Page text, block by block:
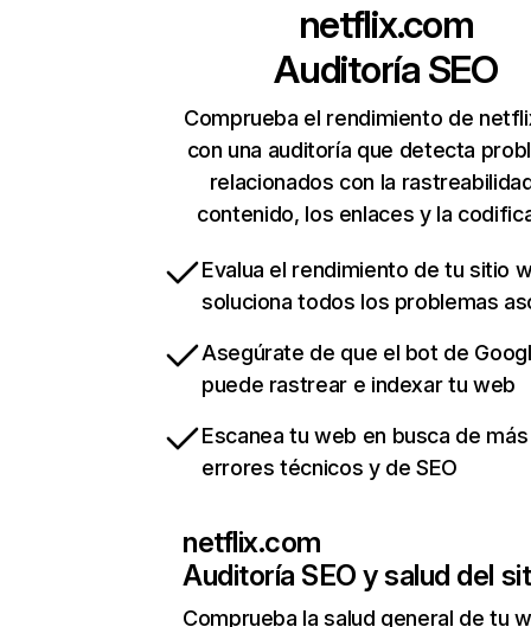
netflix.com
Auditoría SEO
Comprueba el rendimiento de
con una auditoría que detecta
relacionados con la
contenido, los enlaces y la
Evalua el rendimiento de tu sitio
soluciona todos los problemas
Asegúrate de que el bot de
puede rastrear e indexar tu web
Escanea tu web en busca de
errores técnicos y de SEO
netflix.com
Auditoría SEO y salud del
Comprueba la salud general de tu